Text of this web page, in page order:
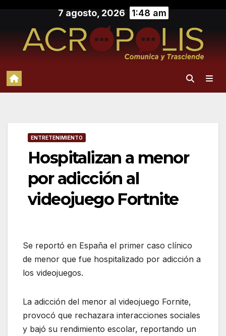
contenido
7 agosto, 2026 1:48 am
ENTRETENIMIENTO
Hospitalizan a menor
por adicción al
videojuego Fortnite
Se reportó en España el primer caso clínico
de menor que fue hospitalizado por adicción a
los videojuegos.
La adicción del menor al videojuego Fornite,
provocó que rechazara interacciones sociales
y bajó su rendimiento escolar, reportando un